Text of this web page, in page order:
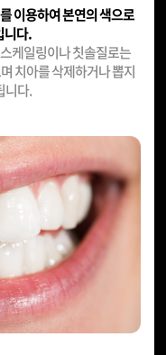
이용하여 본연의 색으로
니다.
케일링이나 칫솔질로는
치아를 삭제하거나 뽑지
니다.